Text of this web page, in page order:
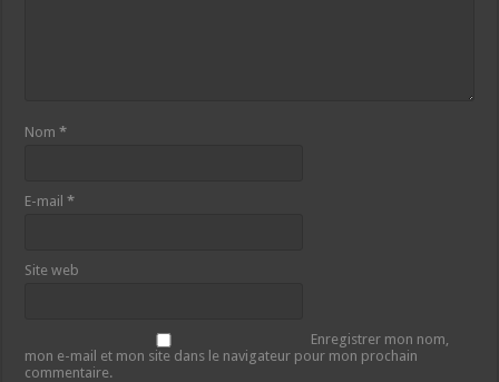
Nom*
E-mail*
Site web
Enregistrer mon nom,
mon e-mail et mon site dans le navigateur pour mon prochain
commentaire.